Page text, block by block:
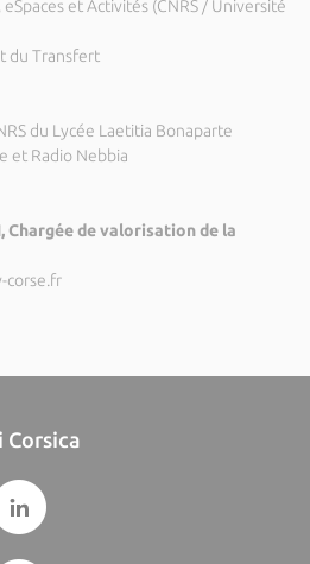
et Activités (CNRS / Université
du Transfert
du Lycée Laetitia Bonaparte
et Radio Nebbia
Chargée de valorisation de la
corse.fr